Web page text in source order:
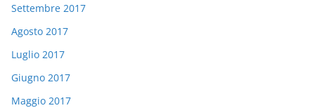
Settembre 2017
Agosto 2017
Luglio 2017
Giugno 2017
Maggio 2017